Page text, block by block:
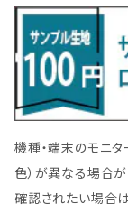
機種・端末のモニタ
色）が異なる場合が
確認されたい場合